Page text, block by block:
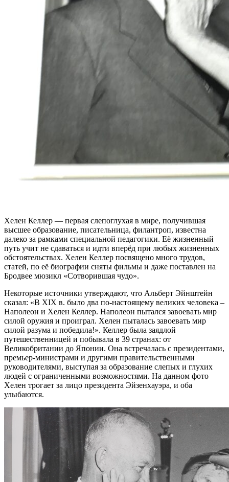
Хелен Келлер — первая слепоглухая в мире, получившая
высшее образование, писательница, филантроп, известна
далеко за рамками специальной педагогики. Её жизненный
путь учит не сдаваться и идти вперёд при любых жизненных
обстоятельствах. Хелен Келлер посвящено много трудов,
статей, по её биографии сняты фильмы и даже поставлен на
Бродвее мюзикл «Сотворившая чудо».
Некоторые источники утверждают, что Альберт Эйнштейн
сказал: «В XIX в. было два по-настоящему великих человека –
Наполеон и Хелен Келлер. Наполеон пытался завоевать мир
силой оружия и проиграл. Хелен пыталась завоевать мир
силой разума и победила!». Келлер была заядлой
путешественницей и побывала в 39 странах: от
Великобритании до Японии. Она встречалась с президентами,
премьер-министрами и другими правительственными
руководителями, выступая за образование слепых и глухих
людей с ограниченными возможностями. На данном фото
Хелен трогает за лицо президента Эйзенхауэра, и оба
улыбаются.